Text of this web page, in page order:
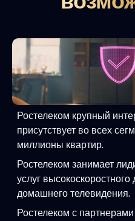
Ростелеком крупный
присутствует во всех
миллионы квартир.
Ростелеком занимает
услуг высокоскоростного
домашнего телевидения.
Ростелеком с